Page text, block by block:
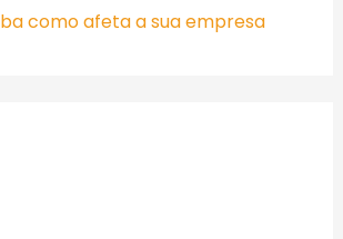
como afeta a sua empresa